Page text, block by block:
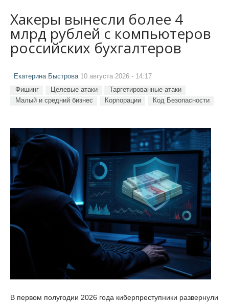
Хакеры вынесли более 4
млрд рублей с компьютеров
российских бухгалтеров
Екатерина Быстрова10 августа 2026 - 14:17
Фишинг Целевые атаки
Таргетированные атаки
Малый и средний бизнес
Корпорации Код Безопасности
В первом полугодии 2026 года киберпреступники развернули